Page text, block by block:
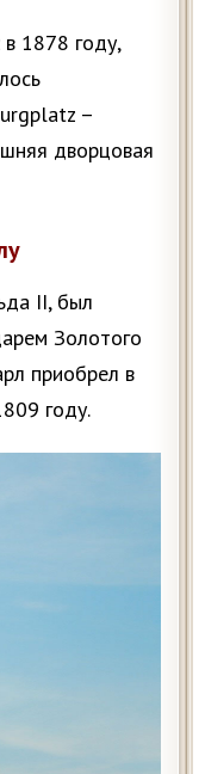
1878 году,
–
дворцовая
II, был
Золотого
приобрел в
году.